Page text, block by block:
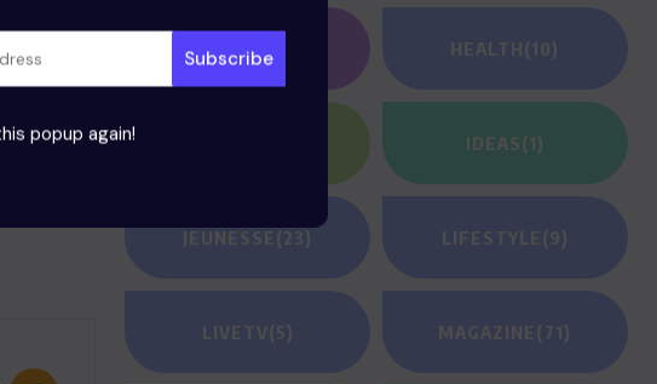
popup again!
être, ou
ajouter
GAMING HEALTH(10)
IDEAS(1)
JEUNESSE(23) LIFESTYLE(9)
LIVETV(5) MAGAZINE(71)